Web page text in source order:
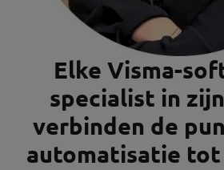
Elke Visma-
specialist in
verbinden de
automatisatie